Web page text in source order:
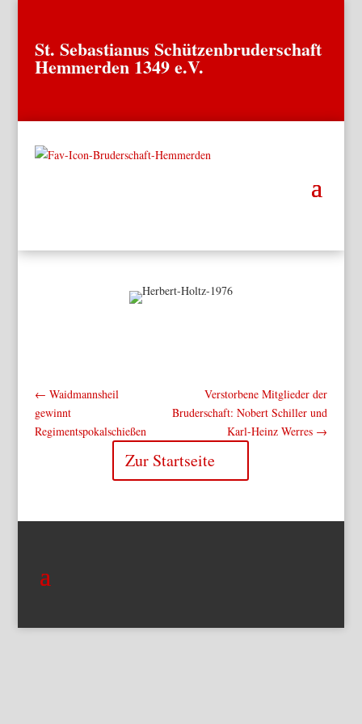
St. Sebastianus Schützenbruderschaft
Hemmerden 1349 e.V.
← Waidmannsheil
gewinnt
Regimentspokalschießen
Verstorbene Mitglieder der
Bruderschaft: Nobert Schiller und
Karl-Heinz Werres →
Zur Startseite